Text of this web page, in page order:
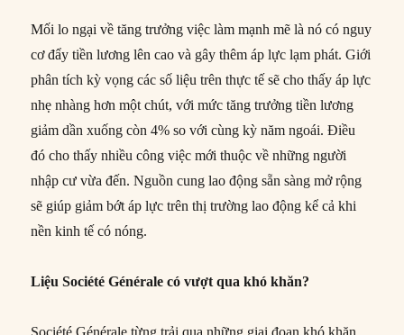
Mối lo ngại về tăng trưởng việc làm mạnh mẽ là nó có nguy
cơ đẩy tiền lương lên cao và gây thêm áp lực lạm phát. Giới
phân tích kỳ vọng các số liệu trên thực tế sẽ cho thấy áp lực
nhẹ nhàng hơn một chút, với mức tăng trưởng tiền lương
giảm dần xuống còn 4% so với cùng kỳ năm ngoái. Điều
đó cho thấy nhiều công việc mới thuộc về những người
nhập cư vừa đến. Nguồn cung lao động sẵn sàng mở rộng
sẽ giúp giảm bớt áp lực trên thị trường lao động kể cả khi
nền kinh tế có nóng.
Liệu Société Générale có vượt qua khó khăn?
Société Générale từng trải qua những giai đoạn khó khăn